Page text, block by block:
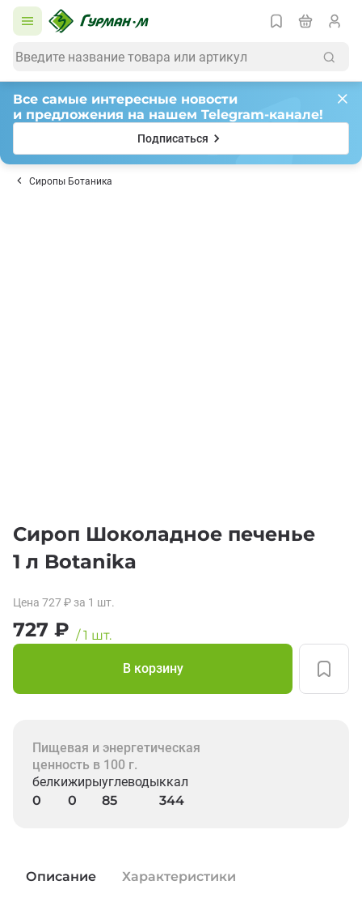
Все самые интересные новости
и предложения на нашем Telegram-канале!
Подписаться
Сиропы Ботаника
Сироп Шоколадное печенье
1 л Botanika
Цена 727₽ за 1 шт.
727 ₽ /1 шт.
В корзину
Пищевая и энергетическая
ценность в 100 г.
белки
0
жиры
0
углеводы
85
ккал
344
Описание Характеристики